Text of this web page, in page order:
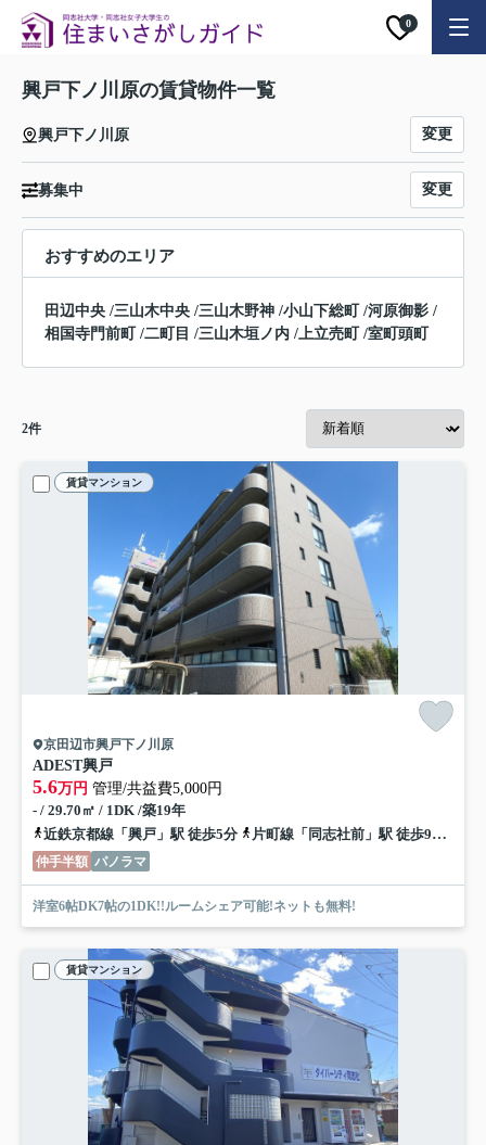
0
興戸下ノ川原の賃貸物件一覧
興戸下ノ川原 変更
募集中 変更
おすすめのエリア
田辺中央 /三山木中央 /三山木野神 /小山下総町 /河原御影 /
相国寺門前町
/二町目 /三山木垣ノ内 /上立売町 /室町頭町
2件
賃貸マンション
京田辺市興戸下ノ川原
ADEST興戸
5.6万円 管理/共益費5,000円
- / 29.70㎡ / 1DK /築19年
近鉄京都線「興戸」駅 徒歩5分
片町線「同志社前」駅 徒歩9分
仲手半額 パノラマ
洋室6帖DK7帖の1DK!!ルームシェア可能!ネットも無料!
賃貸マンション